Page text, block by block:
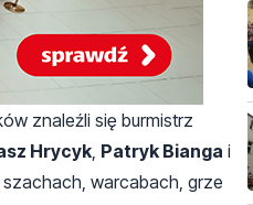
znaleźli się burmistrz
Hrycyk Patryk Bianga i
warcabach, grze